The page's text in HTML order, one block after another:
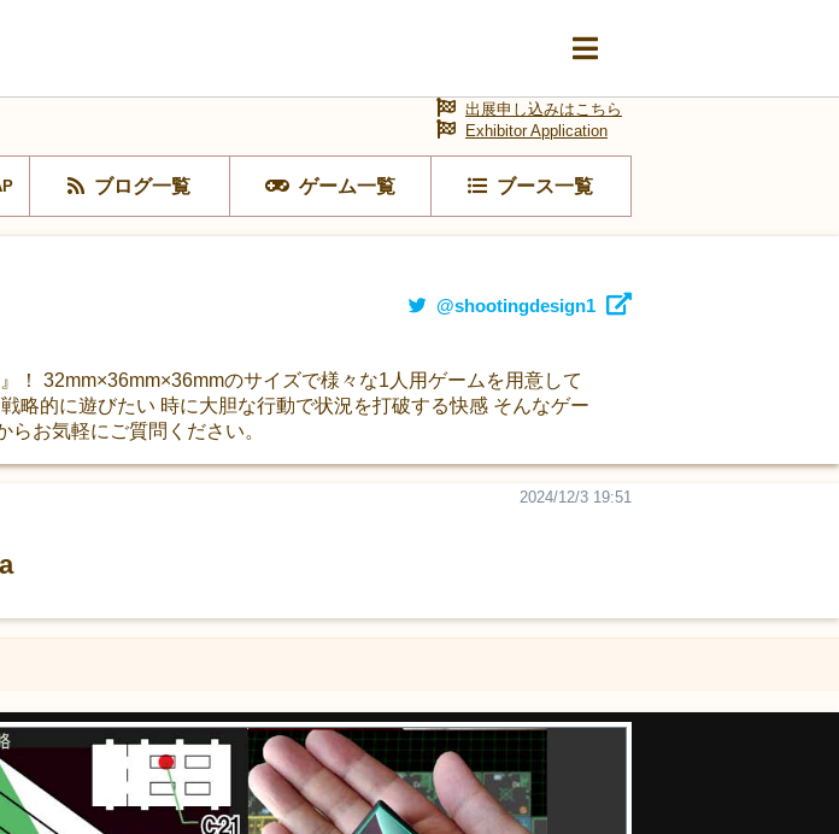
ブログ一覧 ゲーム一覧 ブース一覧
出展申し込みはこちら
Exhibitor Application
@shootingdesign1
32mm×36mm×36mmのサイズで様々な1人用ゲームを用意して
略的に遊びたい 時に大胆な行動で状況を打破する快感 そんなゲー
らお気軽にご質問ください。
2024/12/3 19:51